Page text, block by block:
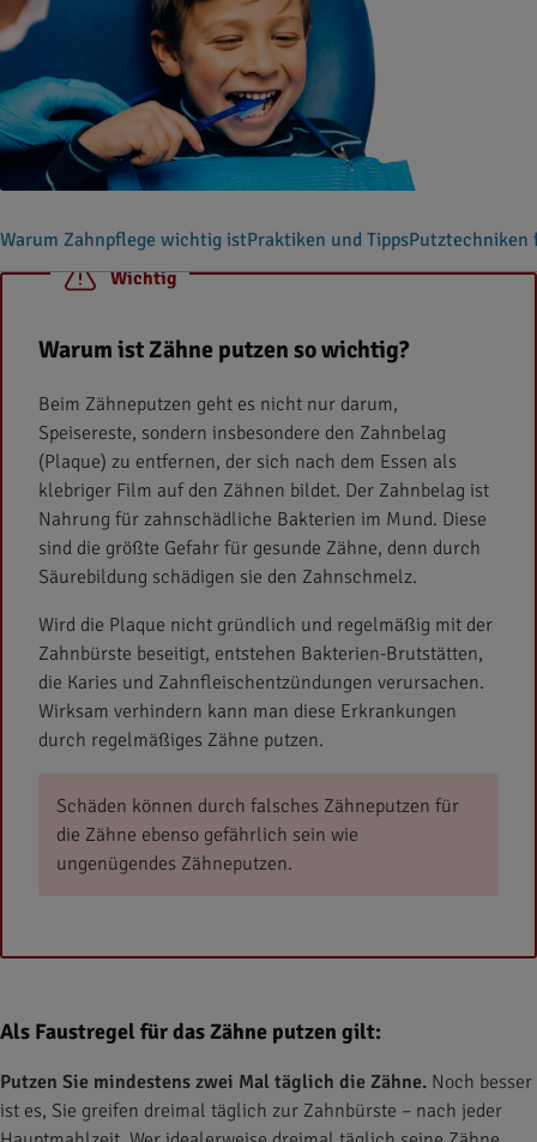
Warum Zahnpflege wichtig istPraktiken und TippsPutztechniken
Wichtig
Warum ist Zähne putzen so wichtig?
Beim Zähneputzen geht es nicht nur darum,
Speisereste, sondern insbesondere den Zahnbelag
(Plaque) zu entfernen, der sich nach dem Essen als
klebriger Film auf den Zähnen bildet. Der Zahnbelag ist
Nahrung für zahnschädliche Bakterien im Mund. Diese
sind die größte Gefahr für gesunde Zähne, denn durch
Säurebildung schädigen sie den Zahnschmelz.
Wird die Plaque nicht gründlich und regelmäßig mit der
Zahnbürste beseitigt, entstehen Bakterien-Brutstätten,
die Karies und Zahnfleischentzündungen verursachen.
Wirksam verhindern kann man diese Erkrankungen
durch regelmäßiges Zähne putzen.
Schäden können durch falsches Zähneputzen für
die Zähne ebenso gefährlich sein wie
ungenügendes Zähneputzen.
Als Faustregel für das Zähne putzen gilt:
Putzen Sie mindestens zwei Mal täglich die Zähne. Noch besser
ist es, Sie greifen dreimal täglich zur Zahnbürste – nach jeder